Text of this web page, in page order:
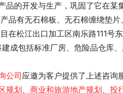
品的开发与生产，巩固了它在某
品有无石棉板、无石棉缠绕垫
成包括标准厂房、危险品仓库
公司应邀为客户提供了上述咨询
规划、 商业和旅游地产规划、 投